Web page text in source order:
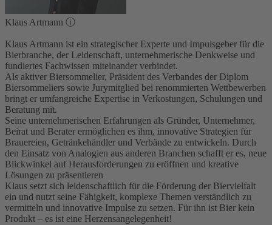
Klaus Artmann ⓘ
Klaus Artmann ist ein strategischer Experte und Impulsgeber für die
Bierbranche, der Leidenschaft, unternehmerische Denkweise und
fundiertes Fachwissen miteinander verbindet.
Als aktiver Biersommelier, Präsident des Verbandes der Diplom
Biersommeliers sowie Jurymitglied bei renommierten Wettbewerben
bringt er umfangreiche Expertise in Verkostungen, Schulungen und
Beratung mit.
Seine unternehmerischen Erfahrungen als Gründer, Unternehmer,
Beirat und Berater ermöglichen es ihm, innovative Strategien für
Brauereien, Getränkehändler und Verbände zu entwickeln. Durch
den Einsatz von Analogien aus anderen Branchen schafft er es, neue
Blickwinkel auf Herausforderungen zu eröffnen und kreative
Lösungen zu präsentieren
Klaus setzt sich leidenschaftlich für die Förderung der Biervielfalt
ein und nutzt seine Fähigkeit, komplexe Themen verständlich zu
vermitteln und innovative Impulse zu setzen. Für ihn ist Bier kein
Produkt – es ist eine Herzensangelegenheit!